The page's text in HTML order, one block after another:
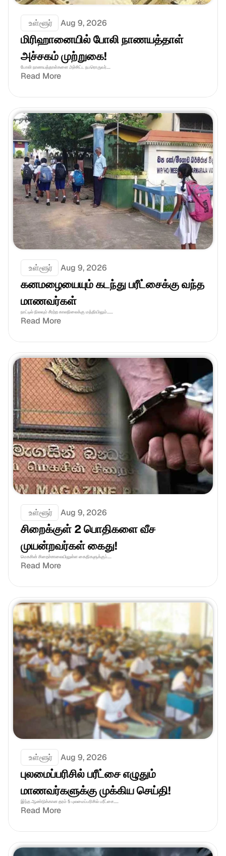
உள்ளூர் Aug 9, 2026
மிரிஹானையில் போலி நாணயத்தாள்
அச்சகம் முற்றுகை!
போலி நாணயத்தாள்களை அச்சிட்ட நபரொருவர்....
Read More
உள்ளூர் Aug 9, 2026
கனமழையையும் கடந்து பரீட்சைக்கு வந்த
மாணவர்கள்
நாட்டில் நிலவும் சீரற்ற காலநிலைக்கு மத்தியிலும்......
Read More
உள்ளூர் Aug 9, 2026
சிறைக்குள் 2 பொதிகளை வீச
முயன்றவர்கள் கைது!
மெகசின் சிறைச்சாலையிலுள்ள கைதிகளுக்குப்....
Read More
உள்ளூர் Aug 9, 2026
புலமைப்பரிசில் பரீட்சை எழுதும்
மாணவர்களுக்கு முக்கிய செய்தி!
இந்த ஆண்டுக்கான தரம் 5 புலமைப்பரிசில் பரீட்சை.....
Read More